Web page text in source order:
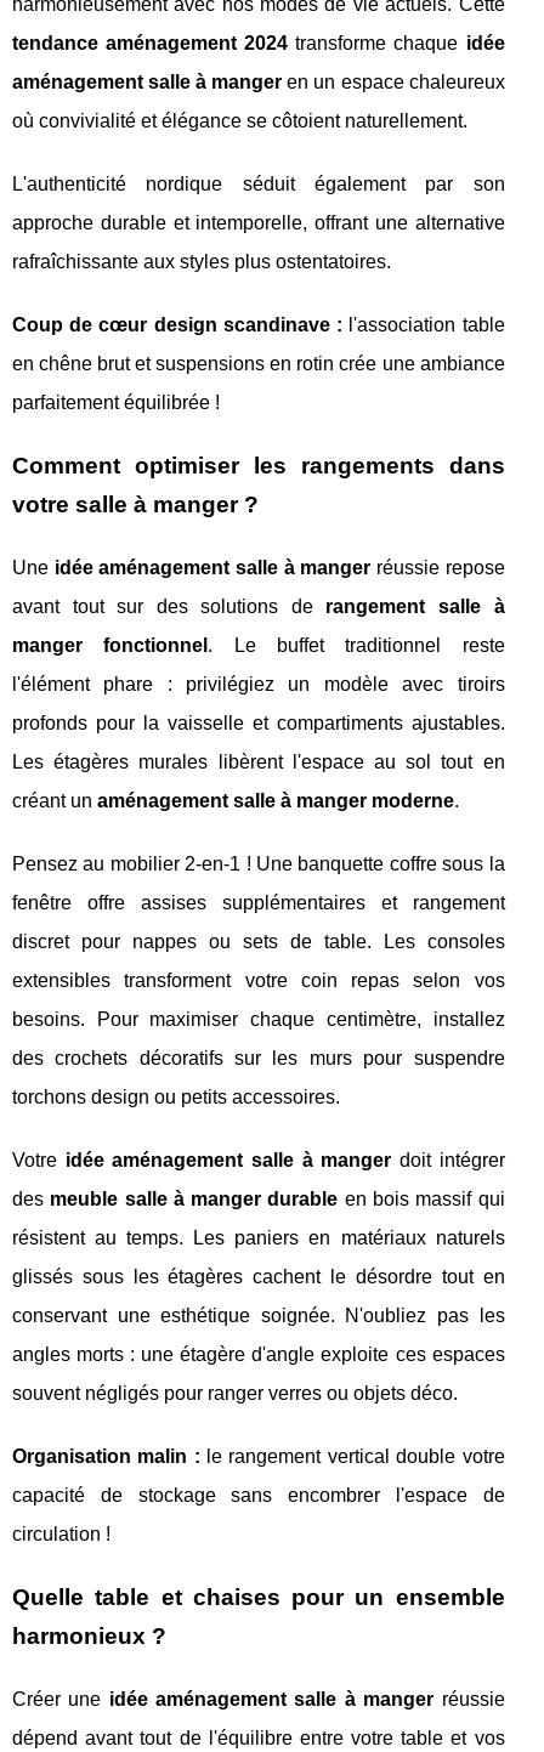
tendance aménagement 2024 transforme chaque idée
aménagement salle à manger en un espace chaleureux
où convivialité et élégance se côtoient naturellement.
L'authenticité nordique séduit également par son
approche durable et intemporelle, offrant une alternative
rafraîchissante aux styles plus ostentatoires.
Coup de cœur design scandinave : l'association table
en chêne brut et suspensions en rotin crée une ambiance
parfaitement équilibrée !
Comment optimiser les rangements dans
votre salle à manger ?
Une idée aménagement salle à manger réussie repose
avant tout sur des solutions de rangement salle à
manger fonctionnel . Le buffet traditionnel reste
l'élément phare : privilégiez un modèle avec tiroirs
profonds pour la vaisselle et compartiments ajustables.
Les étagères murales libèrent l'espace au sol tout en
créant un aménagement salle à manger moderne.
Pensez au mobilier 2-en-1 ! Une banquette coffre sous la
fenêtre offre assises supplémentaires et rangement
discret pour nappes ou sets de table. Les consoles
extensibles transforment votre coin repas selon vos
besoins. Pour maximiser chaque centimètre, installez
des crochets décoratifs sur les murs pour suspendre
torchons design ou petits accessoires.
Votre idée aménagement salle à manger doit intégrer
des meuble salle à manger durable en bois massif qui
résistent au temps. Les paniers en matériaux naturels
glissés sous les étagères cachent le désordre tout en
conservant une esthétique soignée. N'oubliez pas les
angles morts : une étagère d'angle exploite ces espaces
souvent négligés pour ranger verres ou objets déco.
Organisation malin : le rangement vertical double votre
capacité de stockage sans encombrer l'espace de
circulation !
Quelle table et chaises pour un ensemble
harmonieux ?
Créer une idée aménagement salle à manger réussie
dépend avant tout de l'équilibre entre votre table et vos